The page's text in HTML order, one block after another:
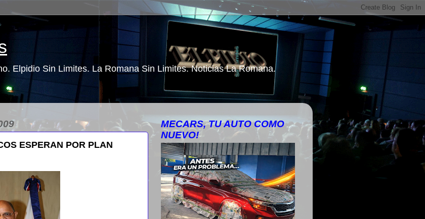
Elpidio Sin Limites. La Romana Sin Limites. Noticias La Romana.
ESPERAN POR PLAN
MECARS, TU AUTO COMO
NUEVO!